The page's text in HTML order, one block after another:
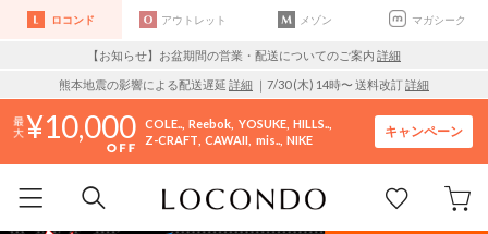
ロコンド アウトレット メゾン マガシーク
【お知らせ】お盆期間の営業・配送についてのご案内 詳細
熊本地震の影響による配送遅延 詳細 ｜7/30 (木) 14時〜 送料改訂詳細
10,000 COLE.. Reebok YOSUKE HILLS..
Z-CRAFT CAWAII mis.. NIKE
キャンペーン